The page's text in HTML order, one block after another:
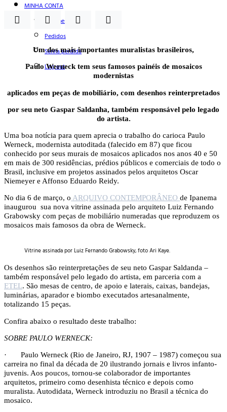
MINHA CONTA
Detalhes da conta
Pedidos
Senha perdida
Log out
Um dos mais importantes muralistas brasileiros,
Paulo Werneck tem seus famosos painéis de mosaicos
modernistas
aplicados em peças de mobiliário, com desenhos reinterpretados
por seu neto Gaspar Saldanha, também responsável pelo legado
do artista.
Uma boa notícia para quem aprecia o trabalho do carioca Paulo
Werneck, modernista autoditada (falecido em 87) que ficou
conhecido por seus murais de mosaicos aplicados nos anos 40 e 50
em mais de 300 residências, prédios públicos e comerciais de todo o
Brasil, inclusive em projetos assinados pelos arquitetos Oscar
Niemeyer e Affonso Eduardo Reidy.
No dia 6 de março, o ARQUIVO CONTEMPORÂNEO de Ipanema
inaugurou sua nova vitrine assinada pelo arquiteto Luiz Fernando
Grabowsky com peças de mobiliário numeradas que reproduzem os
mosaicos mais famosos da obra de Werneck.
Vitrine assinada por Luiz Fernando Grabowsky, foto Ari Kaye.
Os desenhos são reinterpretações de seu neto Gaspar Saldanda –
também responsável pelo legado do artista, em parceria com a
ETEL. São mesas de centro, de apoio e laterais, caixas, bandejas,
luminárias, aparador e biombo executados artesanalmente,
totalizando 15 peças.
Confira abaixo o resultado deste trabalho:
SOBRE PAULO WERNECK:
· Paulo Werneck (Rio de Janeiro, RJ, 1907 – 1987) começou sua
carreira no final da década de 20 ilustrando jornais e livros infanto-
juvenis. Aos poucos, tornou-se colaborador de importantes
arquitetos, primeiro como desenhista técnico e depois como
muralista. Autodidata, Werneck introduziu no Brasil a técnica do
mosaico.